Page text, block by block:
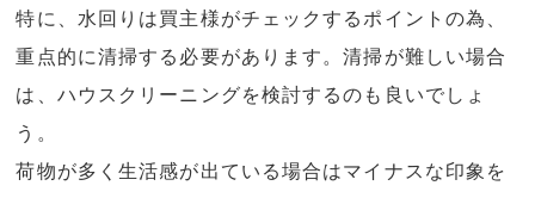
特に、水回りは買主様がチェックするポイントの為、
重点的に清掃する必要があります。清掃が難しい場合
は、ハウスクリーニングを検討するのも良いでしょ
う。
荷物が多く生活感が出ている場合はマイナスな印象を